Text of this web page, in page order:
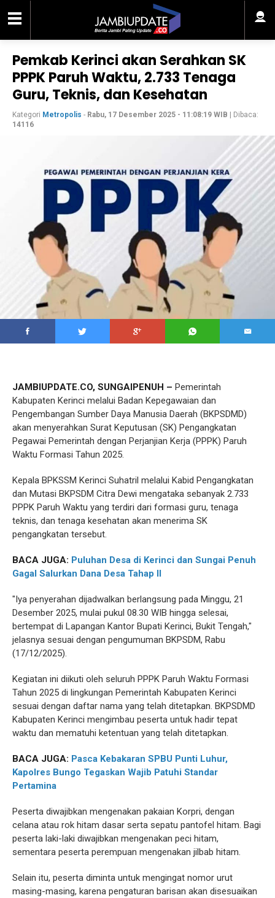
Pemkab Kerinci akan Serahkan SK
PPPK Paruh Waktu, 2.733 Tenaga
Guru, Teknis, dan Kesehatan
Kategori Metropolis - Rabu, 17 Desember 2025 - 11:08:19 WIB | Dibaca:
14116
JAMBIUPDATE.CO, SUNGAIPENUH – Pemerintah
Kabupaten Kerinci melalui Badan Kepegawaian dan
Pengembangan Sumber Daya Manusia Daerah (BKPSDMD)
akan menyerahkan Surat Keputusan (SK) Pengangkatan
Pegawai Pemerintah dengan Perjanjian Kerja (PPPK) Paruh
Waktu Formasi Tahun 2025.
Kepala BPKSSM Kerinci Suhatril melalui Kabid Pengangkatan
dan Mutasi BKPSDM Citra Dewi mengataka sebanyak 2.733
PPPK Paruh Waktu yang terdiri dari formasi guru, tenaga
teknis, dan tenaga kesehatan akan menerima SK
pengangkatan tersebut.
BACA JUGA: Puluhan Desa di Kerinci dan Sungai Penuh
Gagal Salurkan Dana Desa Tahap II
"Iya penyerahan dijadwalkan berlangsung pada Minggu, 21
Desember 2025, mulai pukul 08.30 WIB hingga selesai,
bertempat di Lapangan Kantor Bupati Kerinci, Bukit Tengah,"
jelasnya sesuai dengan pengumuman BKPSDM, Rabu
(17/12/2025).
Kegiatan ini diikuti oleh seluruh PPPK Paruh Waktu Formasi
Tahun 2025 di lingkungan Pemerintah Kabupaten Kerinci
sesuai dengan daftar nama yang telah ditetapkan. BKPSDMD
Kabupaten Kerinci mengimbau peserta untuk hadir tepat
waktu dan mematuhi ketentuan yang telah ditetapkan.
BACA JUGA: Pasca Kebakaran SPBU Punti Luhur,
Kapolres Bungo Tegaskan Wajib Patuhi Standar
Pertamina
Peserta diwajibkan mengenakan pakaian Korpri, dengan
celana atau rok hitam dasar serta sepatu pantofel hitam. Bagi
peserta laki-laki diwajibkan mengenakan peci hitam,
sementara peserta perempuan mengenakan jilbab hitam.
Selain itu, peserta diminta untuk mengingat nomor urut
masing-masing, karena pengaturan barisan akan disesuaikan